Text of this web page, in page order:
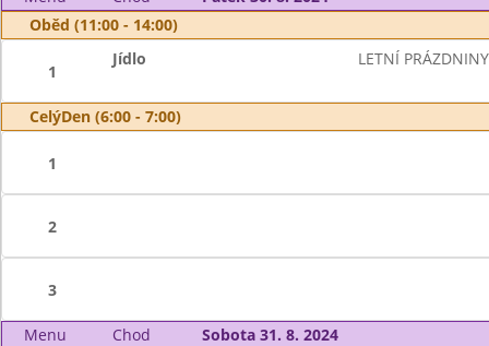
Oběd (11:00 - 14:00)
1
Jídlo LETNÍ PRÁZDNINY
CelýDen (6:00 - 7:00)
1
2
3
Menu Chod
Sobota 31. 8. 2024